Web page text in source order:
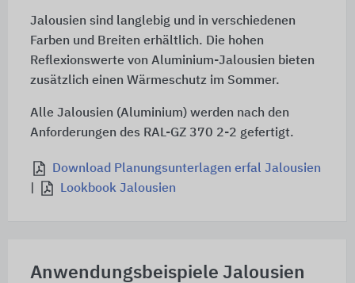
Jalousien sind langlebig und in verschiedenen
Farben und Breiten erhältlich. Die hohen
Reflexionswerte von Aluminium-Jalousien bieten
zusätzlich einen Wärmeschutz im Sommer.
Alle Jalousien (Aluminium) werden nach den
Anforderungen des RAL-GZ 370 2-2 gefertigt.
Download Planungsunterlagen erfal Jalousien
Lookbook Jalousien
Anwendungsbeispiele Jalousien